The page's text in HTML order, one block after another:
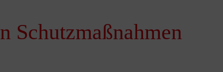
Schutzmaßnahmen